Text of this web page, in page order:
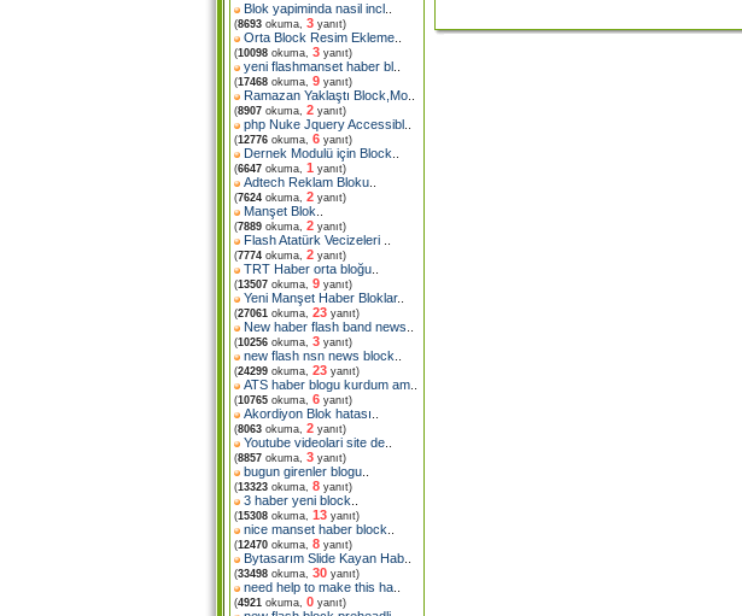
Blok yapiminda nasil incl
(8693 okuma, 3 yanıt)
Orta Block Resim Ekleme
(10098 okuma, 3 yanıt)
yeni flashmanset haber bl
(17468 okuma, 9 yanıt)
Ramazan Yaklaştı Block,Mo
(8907 okuma, 2 yanıt)
php Nuke Jquery Accessibl
(12776 okuma, 6 yanıt)
Dernek Modulü için Block
(6647 okuma, 1 yanıt)
Adtech Reklam Bloku
(7624 okuma, 2 yanıt)
Manşet Blok
(7889 okuma, 2 yanıt)
Flash Atatürk Vecizeleri
(7774 okuma, 2 yanıt)
TRT Haber orta bloğu
(13507 okuma, 9 yanıt)
Yeni Manşet Haber Bloklar..
(27061 okuma, 23 yanıt)
New haber flash band news
(10256 okuma, 3 yanıt)
new flash nsn news block
(24299 okuma, 23 yanıt)
ATS haber blogu kurdum am
(10765 okuma, 6 yanıt)
Akordiyon Blok hatası
(8063 okuma, 2 yanıt)
Youtube videolari site de
(8857 okuma, 3 yanıt)
bugun girenler blogu
(13323 okuma, 8 yanıt)
3 haber yeni block
(15308 okuma, 13 yanıt)
nice manset haber block
(12470 okuma, 8 yanıt)
Bytasarım Slide Kayan Hab
(33498 okuma, 30 yanıt)
need help to make this ha
(4921 okuma, 0 yanıt)